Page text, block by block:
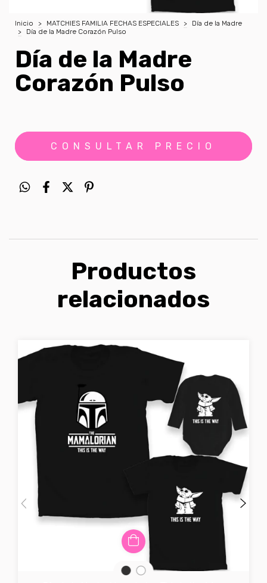
Inicio > MATCHIES FAMILIA FECHAS ESPECIALES >
Día de la Madre
>
Día de la Madre Corazón Pulso
Día de la Madre
Corazón Pulso
Productos
relacionados